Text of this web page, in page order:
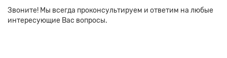
Звоните! Мы всегда проконсультируем и ответим на любые
интересующие Вас вопросы.